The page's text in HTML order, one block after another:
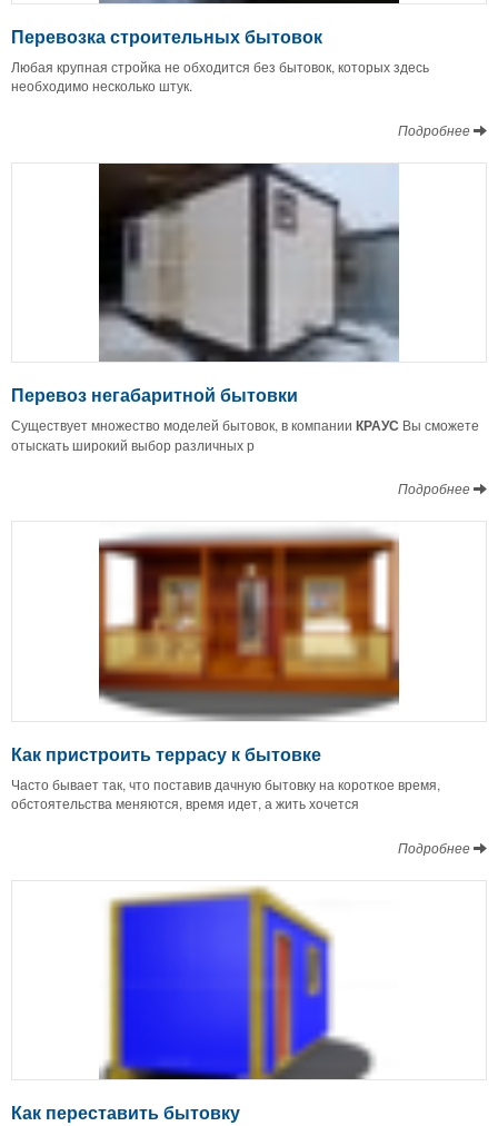
Перевозка строительных бытовок
Любая крупная стройка не обходится без бытовок, которых здесь
необходимо несколько штук.
Подробнее
Перевоз негабаритной бытовки
Существует множество моделей бытовок, в компании КРАУС Вы сможете
отыскать широкий выбор различных р
Подробнее
Как пристроить террасу к бытовке
Часто бывает так, что поставив дачную бытовку на короткое время,
обстоятельства меняются, время идет, а жить хочется
Подробнее
Как переставить бытовку